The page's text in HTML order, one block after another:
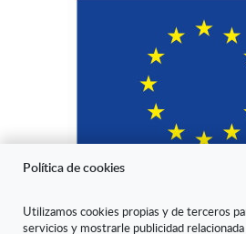
Política de cookies
Utilizamos cookies propias y de terceros
servicios y mostrarle publicidad